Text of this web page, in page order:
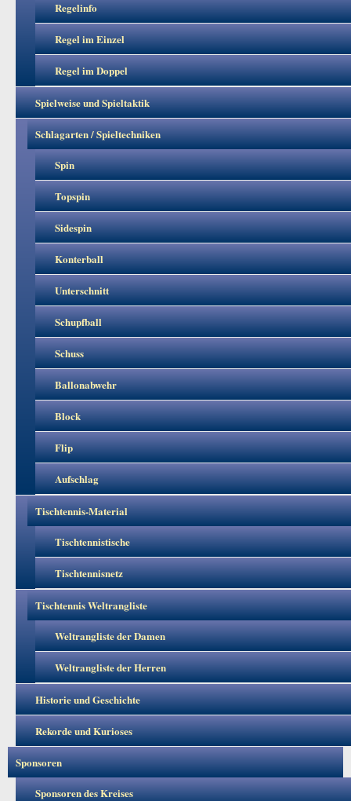
Regelinfo
Regel im Einzel
Regel im Doppel
Spielweise und Spieltaktik
Schlagarten / Spieltechniken
Spin
Topspin
Sidespin
Konterball
Unterschnitt
Schupfball
Schuss
Ballonabwehr
Block
Flip
Aufschlag
Tischtennis-Material
Tischtennistische
Tischtennisnetz
Tischtennis Weltrangliste
Weltrangliste der Damen
Weltrangliste der Herren
Historie und Geschichte
Rekorde und Kurioses
Sponsoren
Sponsoren des Kreises